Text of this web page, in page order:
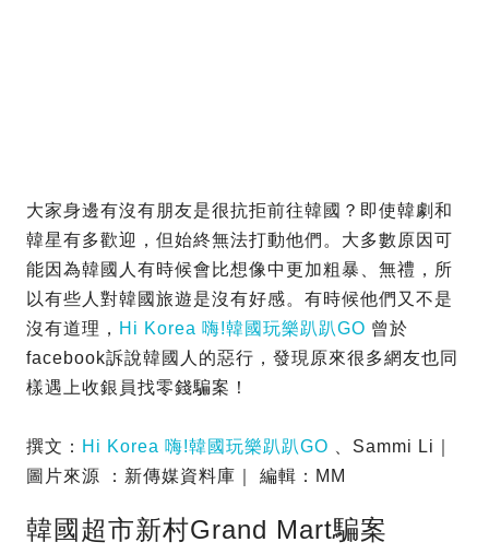
大家身邊有沒有朋友是很抗拒前往韓國？即使韓劇和
韓星有多歡迎，但始終無法打動他們。大多數原因可
能因為韓國人有時候會比想像中更加粗暴、無禮，所
以有些人對韓國旅遊是沒有好感。有時候他們又不是
沒有道理， Hi Korea 嗨!韓國玩樂趴趴GO 曾於
facebook訴說韓國人的惡行，發現原來很多網友也同
樣遇上收銀員找零錢騙案！
撰文： Hi Korea 嗨!韓國玩樂趴趴GO 、Sammi Li｜
圖片來源 ：新傳媒資料庫｜ 編輯：MM
韓國超市新村Grand Mart騙案